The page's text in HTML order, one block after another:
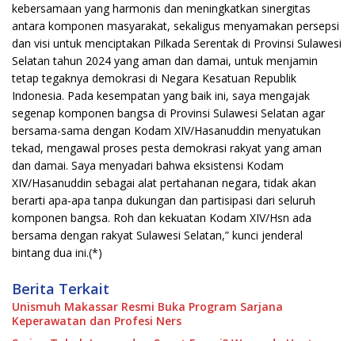
kebersamaan yang harmonis dan meningkatkan sinergitas
antara komponen masyarakat, sekaligus menyamakan persepsi
dan visi untuk menciptakan Pilkada Serentak di Provinsi Sulawesi
Selatan tahun 2024 yang aman dan damai, untuk menjamin
tetap tegaknya demokrasi di Negara Kesatuan Republik
Indonesia. Pada kesempatan yang baik ini, saya mengajak
segenap komponen bangsa di Provinsi Sulawesi Selatan agar
bersama-sama dengan Kodam XIV/Hasanuddin menyatukan
tekad, mengawal proses pesta demokrasi rakyat yang aman
dan damai. Saya menyadari bahwa eksistensi Kodam
XIV/Hasanuddin sebagai alat pertahanan negara, tidak akan
berarti apa-apa tanpa dukungan dan partisipasi dari seluruh
komponen bangsa. Roh dan kekuatan Kodam XIV/Hsn ada
bersama dengan rakyat Sulawesi Selatan,” kunci jenderal
bintang dua ini.(*)
Berita Terkait
Unismuh Makassar Resmi Buka Program Sarjana
Keperawatan dan Profesi Ners